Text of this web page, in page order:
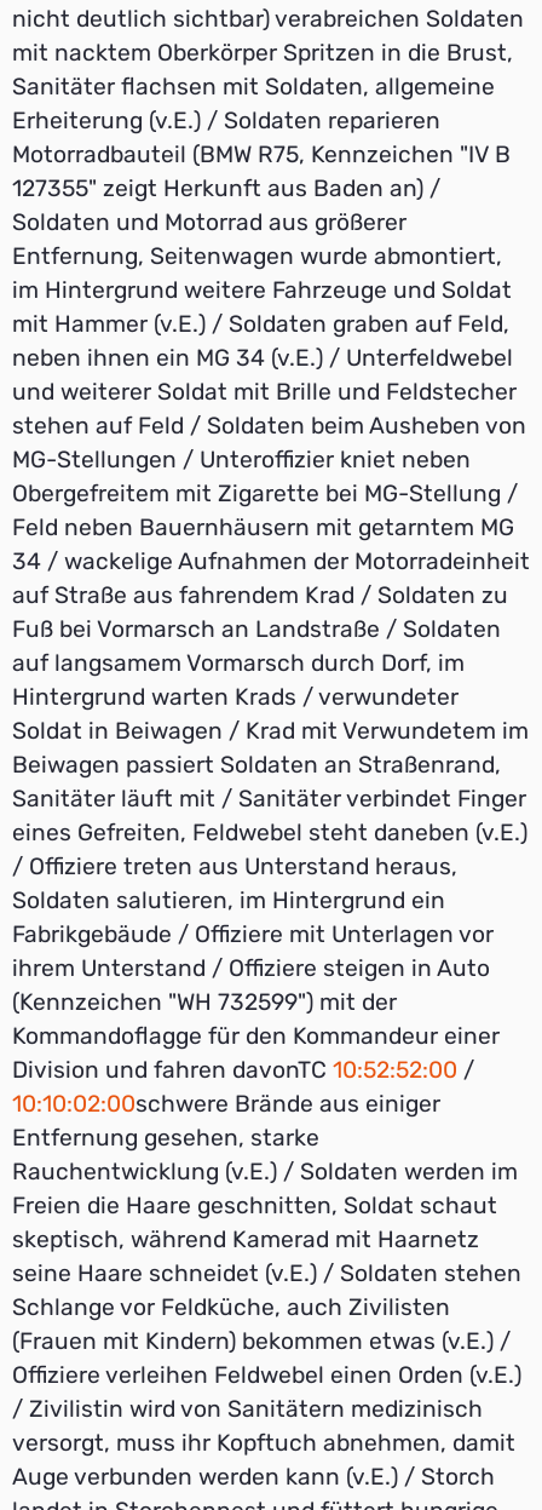
nicht deutlich sichtbar) verabreichen Soldaten
mit nacktem Oberkörper Spritzen in die Brust,
Sanitäter flachsen mit Soldaten, allgemeine
Erheiterung (v.E.) / Soldaten reparieren
Motorradbauteil (BMW R75, Kennzeichen "IV B
127355" zeigt Herkunft aus Baden an) /
Soldaten und Motorrad aus größerer
Entfernung, Seitenwagen wurde abmontiert,
im Hintergrund weitere Fahrzeuge und Soldat
mit Hammer (v.E.) / Soldaten graben auf Feld,
neben ihnen ein MG 34 (v.E.) / Unterfeldwebel
und weiterer Soldat mit Brille und Feldstecher
stehen auf Feld / Soldaten beim Ausheben von
MG-Stellungen / Unteroffizier kniet neben
Obergefreitem mit Zigarette bei MG-Stellung /
Feld neben Bauernhäusern mit getarntem MG
34 / wackelige Aufnahmen der Motorradeinheit
auf Straße aus fahrendem Krad / Soldaten zu
Fuß bei Vormarsch an Landstraße / Soldaten
auf langsamem Vormarsch durch Dorf, im
Hintergrund warten Krads / verwundeter
Soldat in Beiwagen / Krad mit Verwundetem im
Beiwagen passiert Soldaten an Straßenrand,
Sanitäter läuft mit / Sanitäter verbindet Finger
eines Gefreiten, Feldwebel steht daneben (v.E.)
/ Offiziere treten aus Unterstand heraus,
Soldaten salutieren, im Hintergrund ein
Fabrikgebäude / Offiziere mit Unterlagen vor
ihrem Unterstand / Offiziere steigen in Auto
(Kennzeichen "WH 732599") mit der
Kommandoflagge für den Kommandeur einer
Division und fahren davonTC 10:52:52:00 /
10:10:02:00schwere Brände aus einiger
Entfernung gesehen, starke
Rauchentwicklung (v.E.) / Soldaten werden im
Freien die Haare geschnitten, Soldat schaut
skeptisch, während Kamerad mit Haarnetz
seine Haare schneidet (v.E.) / Soldaten stehen
Schlange vor Feldküche, auch Zivilisten
(Frauen mit Kindern) bekommen etwas (v.E.) /
Offiziere verleihen Feldwebel einen Orden (v.E.)
/ Zivilistin wird von Sanitätern medizinisch
versorgt, muss ihr Kopftuch abnehmen, damit
Auge verbunden werden kann (v.E.) / Storch